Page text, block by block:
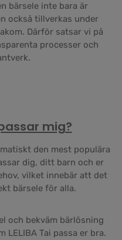
bärsele inte bara är
också tillverkas under
Därför satsar vi på
processer och
mig?
den mest populära
dig, ditt barn och er
vilket innebär att det
bärsele för alla.
och bekväm bärlösning
LELIBA Tai passa er bra.